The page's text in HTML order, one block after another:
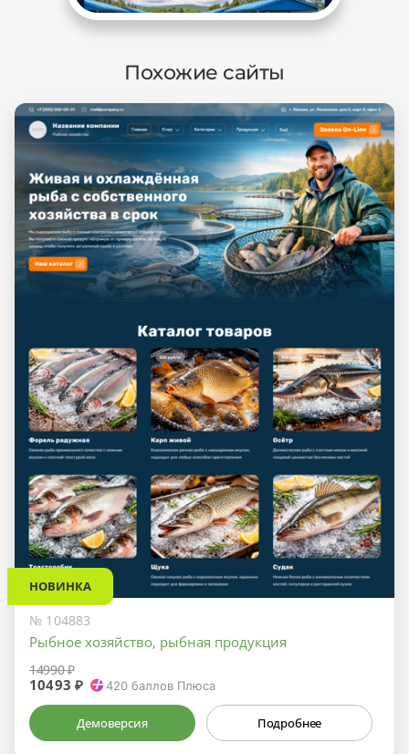
Похожие сайты
НОВИНКА
№ 104883
Рыбное хозяйство, рыбная продукция
14990 ₽
10493 ₽ 420 баллов Плюса
Демоверсия Подробнее